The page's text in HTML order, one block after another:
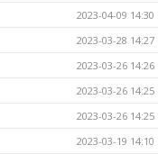
2023-04-09 14:30
2023-03-28 14:27
2023-03-26 14:26
2023-03-26 14:25
2023-03-26 14:25
2023-03-19 14:10